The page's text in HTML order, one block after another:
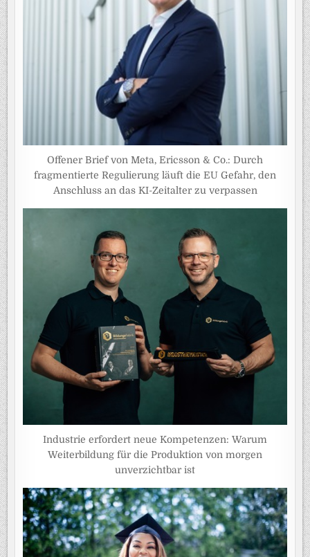
Offener Brief von Meta, Ericsson & Co.: Durch
fragmentierte Regulierung läuft die EU Gefahr, den
Anschluss an das KI-Zeitalter zu verpassen
Industrie erfordert neue Kompetenzen: Warum
Weiterbildung für die Produktion von morgen
unverzichtbar ist